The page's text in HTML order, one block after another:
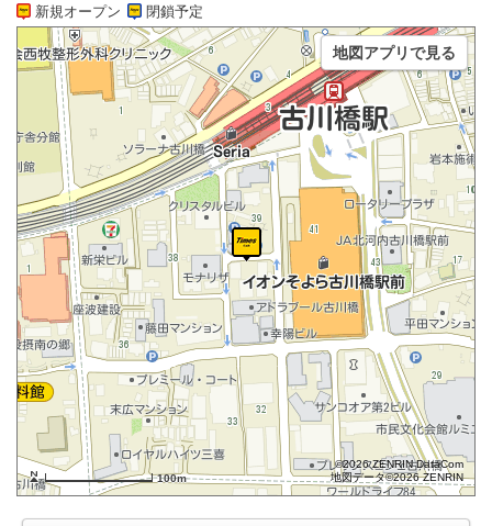
新規オープン 閉鎖予定
100m
©2026 ZENRIN DataCom
地図データ©2026 ZENRIN
地図アプリで見る